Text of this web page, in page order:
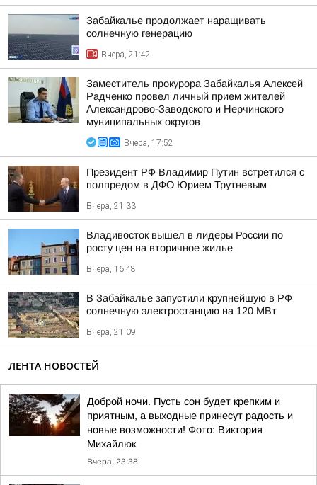
Забайкалье продолжает наращивать
солнечную генерацию
Вчера, 21:42
Заместитель прокурора Забайкалья Алексей
Радченко провел личный прием жителей
Александрово-Заводского и Нерчинского
муниципальных округов
Вчера, 17:52
Президент РФ Владимир Путин встретился с
полпредом в ДФО Юрием Трутневым
Вчера, 21:33
Владивосток вышел в лидеры России по
росту цен на вторичное жилье
Вчера, 16:48
В Забайкалье запустили крупнейшую в РФ
солнечную электростанцию на 120 МВт
Вчера, 21:09
ЛЕНТА НОВОСТЕЙ
Доброй ночи. Пусть сон будет крепким и
приятным, а выходные принесут радость и
новые возможности! Фото: Виктория
Михайлюк
Вчера, 23:38